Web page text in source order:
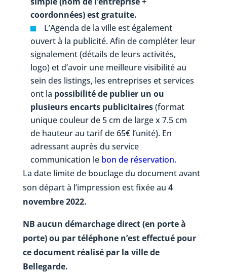
coordonnées) est gratuite.
L’Agenda de la ville est également
ouvert à la publicité. Afin de compléter leur
signalement (détails de leurs activités,
logo) et d’avoir une meilleure visibilité au
sein des listings, les entreprises et services
ont la possibilité de publier un ou
plusieurs encarts publicitaires(format
unique couleur de 5 cm de large x 7.5 cm
de hauteur au tarif de 65€ l’unité). En
adressant auprès du service
communication le bon de réservation.
La date limite de bouclage du document avant
son départ à l’impression est fixée au 4
novembre 2022.
NB aucun démarchage direct (en porte à
porte) ou par téléphone n’est effectué pour
ce document réalisé par la ville de
Bellegarde.